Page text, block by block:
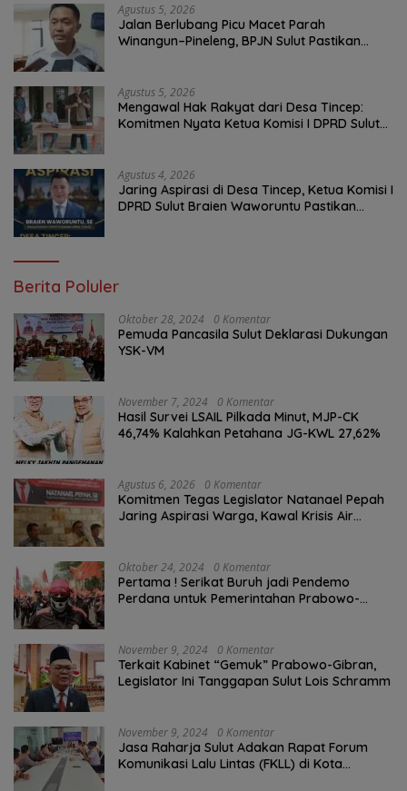
Agustus 5, 2026
Jalan Berlubang Picu Macet Parah
Winangun–Pineleng, BPJN Sulut Pastikan
Agustus 5, 2026
Mengawal Hak Rakyat dari Desa Tincep:
Komitmen Nyata Ketua Komisi I DPRD Sulut
Agustus 4, 2026
Jaring Aspirasi di Desa Tincep, Ketua Komisi I
DPRD Sulut Braien Waworuntu Pastikan
Berita Poluler
Oktober 28, 2024 0 Komentar
Pemuda Pancasila Sulut Deklarasi Dukungan
YSK-VM
November 7, 2024 0 Komentar
Hasil Survei LSAIL Pilkada Minut, MJP-CK
46,74% Kalahkan Petahana JG-KWL 27,62%
Agustus 6, 2026 0 Komentar
Komitmen Tegas Legislator Natanael Pepah
Jaring Aspirasi Warga, Kawal Krisis Air
Oktober 24, 2024 0 Komentar
Pertama ! Serikat Buruh jadi Pendemo
Perdana untuk Pemerintahan Prabowo-
November 9, 2024 0 Komentar
Terkait Kabinet “Gemuk” Prabowo-Gibran,
Legislator Ini Tanggapan Sulut Lois Schramm
November 9, 2024 0 Komentar
Jasa Raharja Sulut Adakan Rapat Forum
Komunikasi Lalu Lintas (FKLL) di Kota